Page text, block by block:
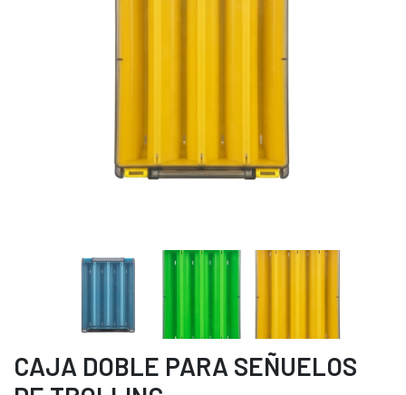
CAJA DOBLE PARA SEÑUELOS